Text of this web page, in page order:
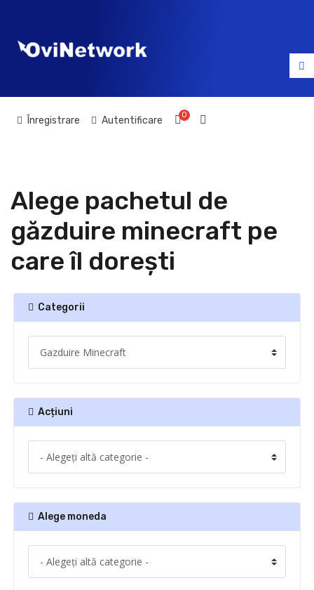
Înregistrare Autentificare 0Coș de cumpărături
Alege pachetul de
găzduire minecraft pe
care îl dorești
Categorii
Acțiuni
Alege moneda